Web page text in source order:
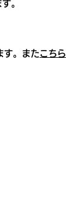
。
す。またこちら